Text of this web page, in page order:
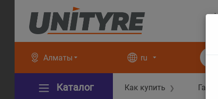
Алматы ru
Каталог Как купить ❯